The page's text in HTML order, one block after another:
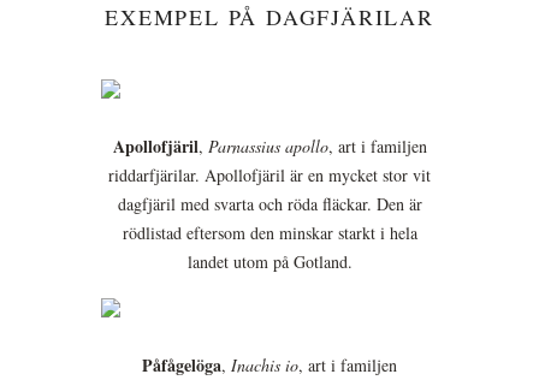
EXEMPEL PÅ DAGFJÄRILAR
Apollofjäril, Parnassius apollo, art i familjen
riddarfjärilar. Apollofjäril är en mycket stor vit
dagfjäril med svarta och röda fläckar. Den är
rödlistad eftersom den minskar starkt i hela
landet utom på Gotland.
Påfågelöga, Inachis io, art i familjen